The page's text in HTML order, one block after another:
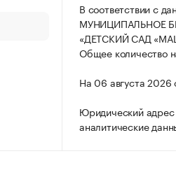
В соответствии с
МУНИЦИПАЛЬНОЕ
«ДЕТСКИЙ САД
Общее количество
На 06 августа 2026
Юридический
аналитические